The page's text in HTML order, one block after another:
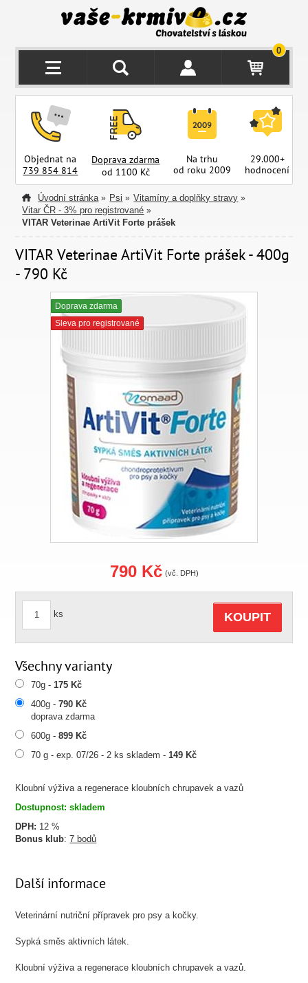
0
Objednat na
739 854 814
Doprava zdarma
od 1100 Kč
Na trhu
od roku 2009
29.000+
hodnocení
Úvodní stránka » Psi » Vitamíny a doplňky stravy »
Vitar ČR - 3% pro registrované »
VITAR Veterinae ArtiVit Forte prášek
VITAR Veterinae ArtiVit Forte prášek - 400g
- 790 Kč
Doprava zdarma
Sleva pro registrované
Kloubní výživa a regenerace kloubních chrupavek a vazů
Dostupnost: skladem
DPH: 12 %
Bonus klub:7 bodů
790 Kč (vč. DPH)
ks KOUPIT
Všechny varianty
70g -175 Kč
400g -790 Kč
doprava zdarma
600g -899 Kč
70 g - exp. 07/26 - 2 ks skladem -149 Kč
Další informace
Veterinární nutriční přípravek pro psy a kočky.
Sypká směs aktivních látek.
Kloubní výživa a regenerace kloubních chrupavek a vazů.